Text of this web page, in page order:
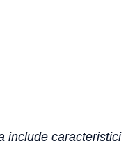
include caracteristici